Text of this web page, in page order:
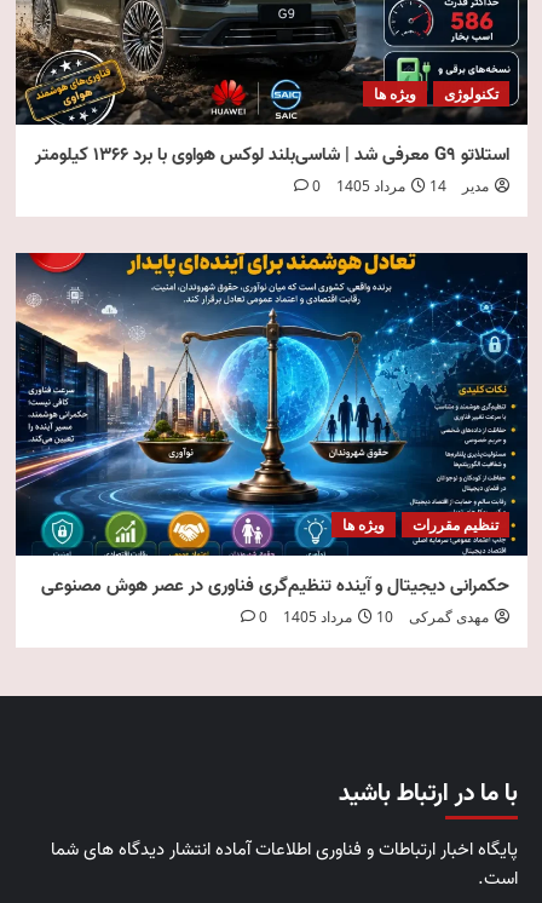
تکنولوژی ویژه ها
استلاتو G9 معرفی شد | شاسی‌بلند لوکس هواوی با برد ۱۳۶۶ کیلومتر
مدیر 14 مرداد 1405 0
تنظیم مقررات ویژه ها
حکمرانی دیجیتال و آینده تنظیم‌گری فناوری در عصر هوش مصنوعی
مهدی گمرکی 10 مرداد 1405 0
با ما در ارتباط باشید
پایگاه اخبار ارتباطات و فناوری اطلاعات آماده انتشار دیدگاه های شما
است.